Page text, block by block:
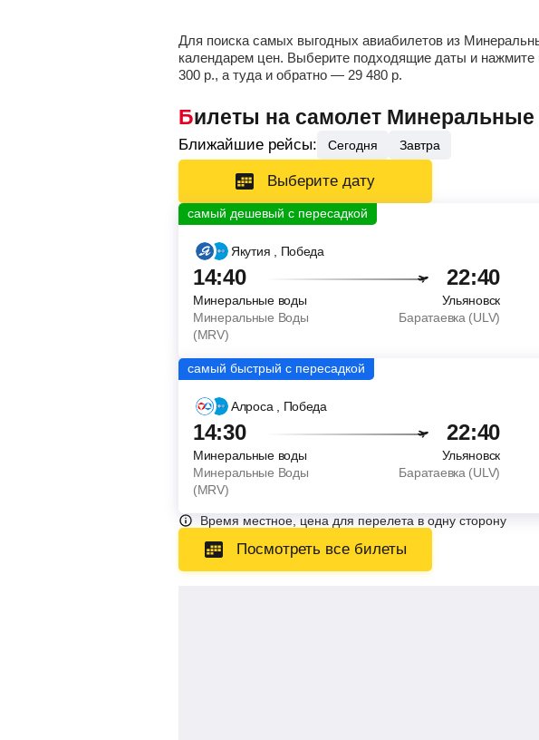
Для поиска самых выгодных авиабилетов из
календарем цен. Выберите подходящие даты и
300 р., а туда и обратно — 29 480 р.
Билеты на самолет
Ближайшие рейсы: Сегодня Завтра
Выберите дату
Якутия , Победа
14:40 22:40
Минеральные воды
Ульяновск
Минеральные Воды
(MRV)
Баратаевка (ULV)
Алроса , Победа
14:30 22:40
Минеральные воды
Ульяновск
Минеральные Воды
(MRV)
Баратаевка (ULV)
Время местное, цена для перелета в одну сторону
Посмотреть все билеты